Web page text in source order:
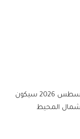
تأكد من تدوين التاريخ في مفكرتك، ففي 12 أغسطس 2026 سيكون
المحيط